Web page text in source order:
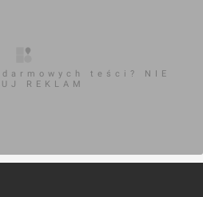
teści? NIE
REKLAM